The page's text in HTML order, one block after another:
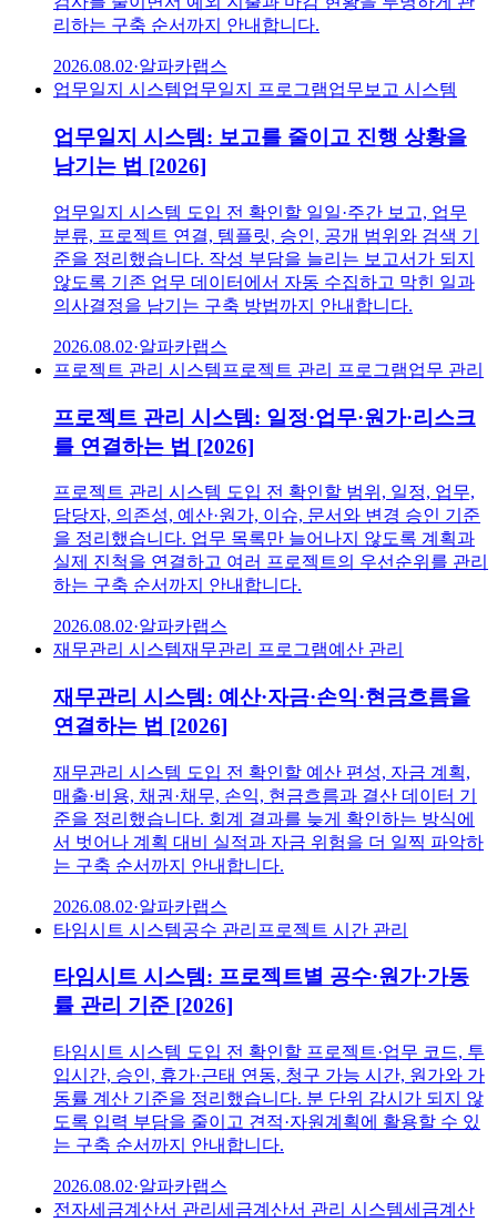
리하는 구축 순서까지 안내합니다.
2026.08.02·알파카랩스
업무일지 시스템업무일지 프로그램업무보고 시스템
업무일지 시스템: 보고를 줄이고 진행 상황을
남기는 법 [2026]
업무일지 시스템 도입 전 확인할 일일·주간 보고, 업무
분류, 프로젝트 연결, 템플릿, 승인, 공개 범위와 검색 기
준을 정리했습니다. 작성 부담을 늘리는 보고서가 되지
않도록 기존 업무 데이터에서 자동 수집하고 막힌 일과
의사결정을 남기는 구축 방법까지 안내합니다.
2026.08.02·알파카랩스
프로젝트 관리 시스템 프로젝트 관리 프로그램업무 관리
프로젝트 관리 시스템: 일정·업무·원가·리스크
를 연결하는 법 [2026]
프로젝트 관리 시스템 도입 전 확인할 범위, 일정, 업무,
담당자, 의존성, 예산·원가, 이슈, 문서와 변경 승인 기준
을 정리했습니다. 업무 목록만 늘어나지 않도록 계획과
실제 진척을 연결하고 여러 프로젝트의 우선순위를 관리
하는 구축 순서까지 안내합니다.
2026.08.02·알파카랩스
재무관리 시스템재무관리 프로그램예산 관리
재무관리 시스템: 예산·자금·손익·현금흐름을
연결하는 법 [2026]
재무관리 시스템 도입 전 확인할 예산 편성, 자금 계획,
매출·비용, 채권·채무, 손익, 현금흐름과 결산 데이터 기
준을 정리했습니다. 회계 결과를 늦게 확인하는 방식에
서 벗어나 계획 대비 실적과 자금 위험을 더 일찍 파악하
는 구축 순서까지 안내합니다.
2026.08.02·알파카랩스
타임시트 시스템공수 관리 프로젝트 시간 관리
타임시트 시스템: 프로젝트별 공수·원가·가동
률 관리 기준 [2026]
타임시트 시스템 도입 전 확인할 프로젝트·업무 코드, 투
입시간, 승인, 휴가·근태 연동, 청구 가능 시간, 원가와 가
동률 계산 기준을 정리했습니다. 분 단위 감시가 되지 않
도록 입력 부담을 줄이고 견적·자원계획에 활용할 수 있
는 구축 순서까지 안내합니다.
2026.08.02·알파카랩스
전자세금계산서 관리 세금계산서 관리 시스템세금계산